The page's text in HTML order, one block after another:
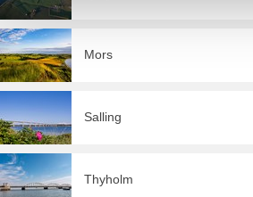
Mors
Salling
Thyholm